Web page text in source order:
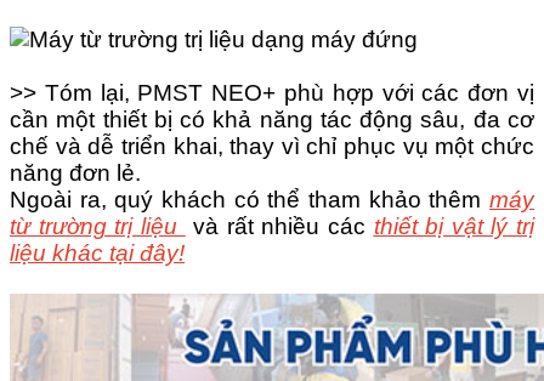
>> Tóm lại, PMST NEO+ phù hợp với các đơn vị
cần một thiết bị có khả năng tác động sâu, đa cơ
chế và dễ triển khai, thay vì chỉ phục vụ một chức
năng đơn lẻ.
Ngoài ra, quý khách có thể tham khảo thêm máy
từ trường trị liệu
và rất nhiều các thiết bị vật lý trị
liệu khác tại đây!